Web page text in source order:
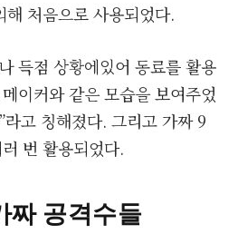
처음으로 사용되었다.
득점 상황에있어 동료를 활용
이커와 같은 모습을 보여주었
라고 칭해졌다. 그리고 가짜 9
번 활용되었다.
짜 공격수들